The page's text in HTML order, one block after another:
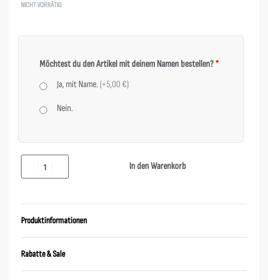
NICHT VORRÄTIG
Möchtest du den Artikel mit deinem Namen bestellen?*
Ja, mit Name. (+5,00 €)
Nein.
In den Warenkorb
Produktinformationen
Rabatte & Sale